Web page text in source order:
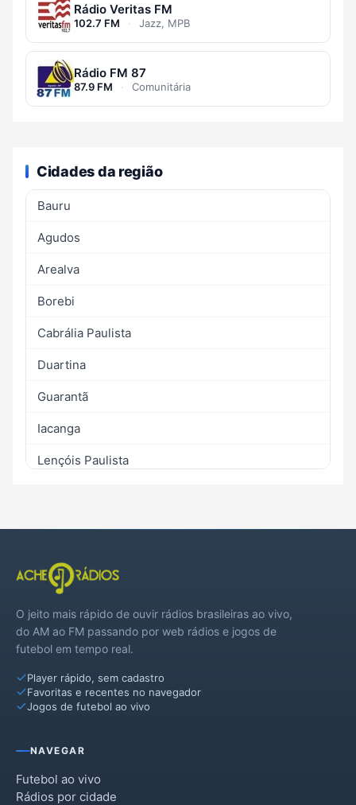
Rádio Veritas FM
102.7 FM · Jazz, MPB
Rádio FM 87
87.9 FM · Comunitária
Cidades da região
Bauru
Agudos
Arealva
Borebi
Cabrália Paulista
Duartina
Guarantã
Iacanga
Lençóis Paulista
Presidente Alves
Reginópolis
Ubirajara
Uru
O jeito mais rápido de ouvir rádios brasileiras ao vivo,
do AM ao FM passando por web rádios e jogos de
futebol em tempo real.
Player rápido, sem cadastro
Favoritas e recentes no navegador
Jogos de futebol ao vivo
NAVEGAR
Futebol ao vivo
Rádios por cidade